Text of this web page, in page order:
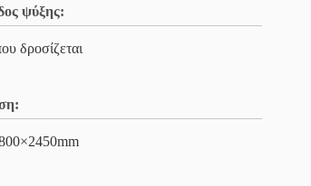
ψύξης:
δροσίζεται